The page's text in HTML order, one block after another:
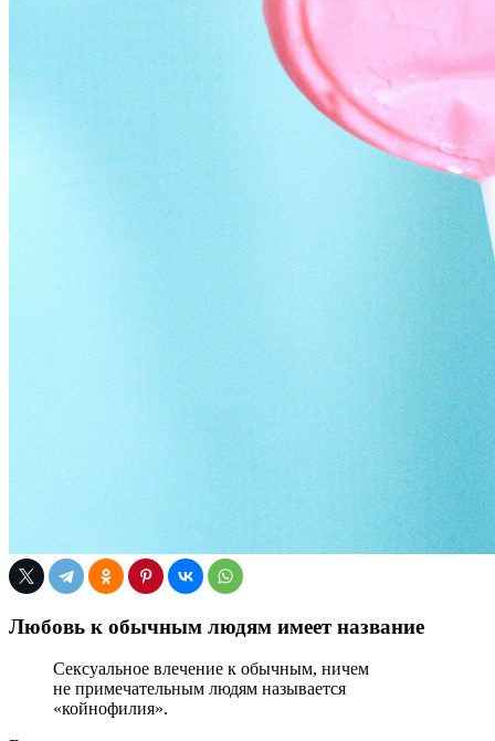
Любовь к обычным людям имеет название
Сексуальное влечение к обычным, ничем
не примечательным людям называется
«койнофилия».